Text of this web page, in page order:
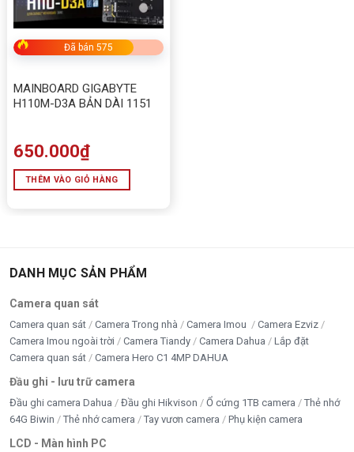
Đã bán 575
MAINBOARD GIGABYTE
H110M-D3A BẢN DÀI 1151
650.000₫
THÊM VÀO GIỎ HÀNG
DANH MỤC SẢN PHẨM
Camera quan sát
Camera quan sát Camera Trong nhà Camera Imou
Camera Ezviz
Camera Imou ngoài trời
Camera Tiandy Camera Dahua
Lắp đặt
Camera quan sát
Camera Hero C1 4MP DAHUA
Đầu ghi - lưu trữ camera
Đầu ghi camera Dahua Đầu ghi Hikvison Ổ cứng 1TB camera
Thẻ nhớ
64G Biwin
Thẻ nhớ camera Tay vươn camera Phụ kiện camera
LCD - Màn hình PC